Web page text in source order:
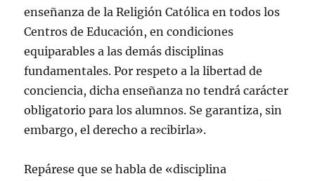
enseñanza de la Religión Católica en todos los
Centros de Educación, en condiciones
equiparables a las demás disciplinas
fundamentales. Por respeto a la libertad de
conciencia, dicha enseñanza no tendrá carácter
obligatorio para los alumnos. Se garantiza, sin
embargo, el derecho a recibirla».
Repárese que se habla de «disciplina